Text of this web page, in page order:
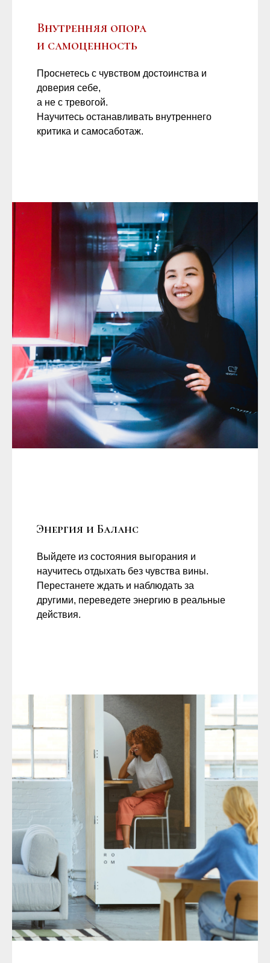
Внутренняя опора
и самоценность
Проснетесь с чувством достоинства и
доверия себе,
а не с тревогой.
Научитесь останавливать внутреннего
критика и самосаботаж.
Энергия и Баланс
Выйдете из состояния выгорания и
научитесь отдыхать без чувства вины.
Перестанете ждать и наблюдать за
другими, переведете энергию в реальные
действия.